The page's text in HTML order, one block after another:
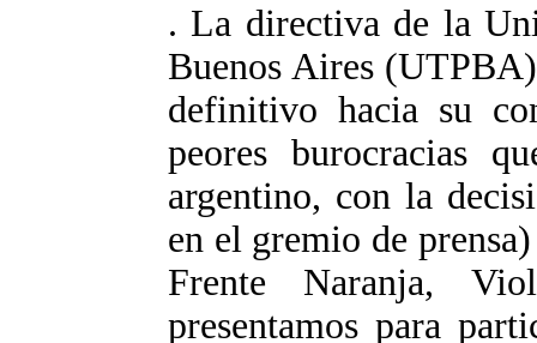
. La directiva de la
Buenos Aires
definitivo hacia su
peores burocracias
argentino, con la
en el gremio de
Frente Naranja,
presentamos para